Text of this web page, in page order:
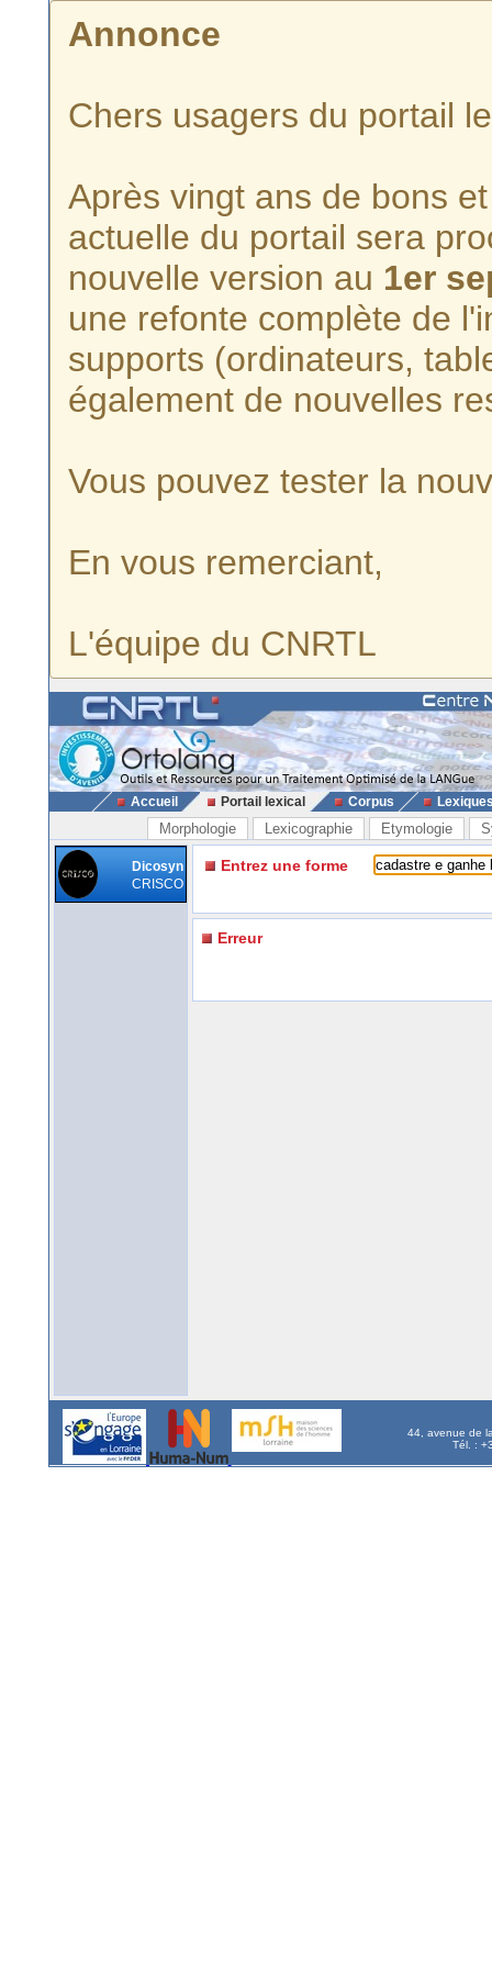
Annonce
Chers usagers du portail
Après vingt ans de bons
actuelle du portail sera
nouvelle version au 1er
une refonte complète de
supports (ordinateurs,
également de nouvelles
Vous pouvez tester la
En vous remerciant,
L'équipe du CNRTL
Accueil Portail lexical Corpus
Morphologie Lexicographie Etymologie
Dicosyn
CRISCO
Entrez une forme
Erreur
44, avenue de
Tél. :